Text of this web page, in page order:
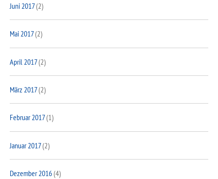
Juni 2017(2)
Mai 2017(2)
April 2017(2)
März 2017(2)
Februar 2017(1)
Januar 2017(2)
Dezember 2016(4)